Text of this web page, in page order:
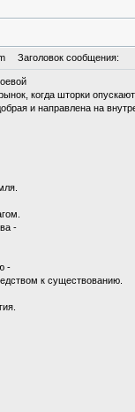
Заголовок сообщения:
когда шторки
и направлена на
-
-
к существованию.